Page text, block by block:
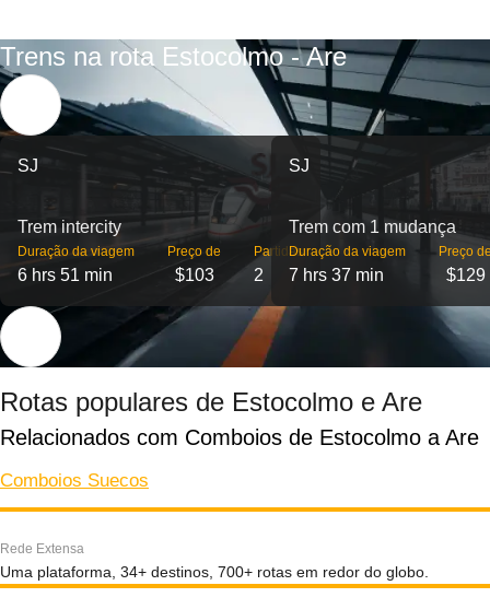
Trens na rota Estocolmo - Are
SJ
Trem intercity
Duração da viagem
6 hrs 51 min
Preço de
$103
Partidas
2
SJ
Trem com 1 mudança
Duração da viagem
7 hrs 37 min
Preço
$129
Rotas populares de Estocolmo e Are
Relacionados com Comboios de Estocolmo a Are
Comboios Suecos
Rede Extensa
Uma plataforma, 34+ destinos, 700+ rotas em redor do globo.